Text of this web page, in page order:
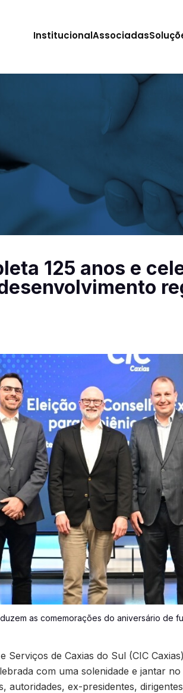
InstitucionalAssociadas
125 anos e
as comemorações do aniversário de
Serviços de Caxias do Sul (CIC
com uma solenidade e jantar
autoridades, ex-presidentes,